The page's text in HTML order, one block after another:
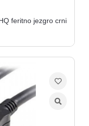
feritno jezgro crni